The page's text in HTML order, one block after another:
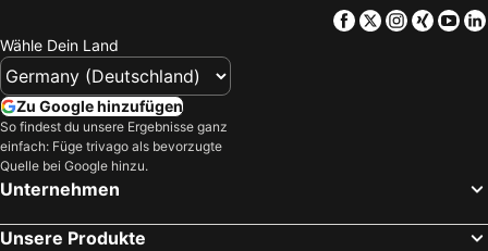
Facebook
TwitterXing
Wähle Dein Land
Zu Google hinzufügen
So findest du unsere Ergebnisse ganz
einfach: Füge trivago als bevorzugte
Quelle bei Google hinzu.
Unternehmen
Unsere Produkte